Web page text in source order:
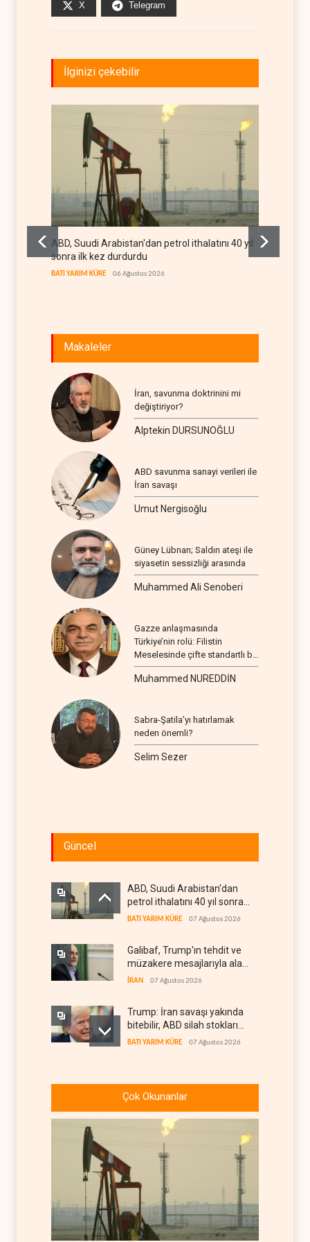
X Telegram
İlginizi çekebilir
ABD, Suudi Arabistan'dan petrol ithalatını 40 yıl
sonra ilk kez durdurdu
BATI YARIM KÜRE 06 Ağustos 2026
Makaleler
İran, savunma doktrinini mi
değiştiriyor?
Alptekin DURSUNOĞLU
ABD savunma sanayi verileri ile
İran savaşı
Umut Nergisoğlu
Güney Lübnan; Saldırı ateşi ile
siyasetin sessizliği arasında
Muhammed Ali Senoberi
Gazze anlaşmasında
Türkiye’nin rolü: Filistin
Meselesinde çifte standartlı bir
seyir
Muhammed NUREDDİN
Sabra-Şatila’yı hatırlamak
neden önemli?
Selim Sezer
Güncel
ABD, Suudi Arabistan'dan
petrol ithalatını 40 yıl sonra
ilk kez durdurdu
BATI YARIM KÜRE 07 Ağustos 2026
Galibaf, Trump'ın tehdit ve
müzakere mesajlarıyla alay
etti
İRAN 07 Ağustos 2026
Trump: İran savaşı yakında
bitebilir, ABD silah stokları
zorlanıyor
BATI YARIM KÜRE 07 Ağustos 2026
krizi
Gazze'nin yeniden inşası
FİLİSTİN 07 Ağustos 2026
UNICEF: Gazze'de
ateşkesten bu yana 300
çocuk öldürüldü
FİLİSTİN 07 Ağustos 2026
Çok Okunanlar